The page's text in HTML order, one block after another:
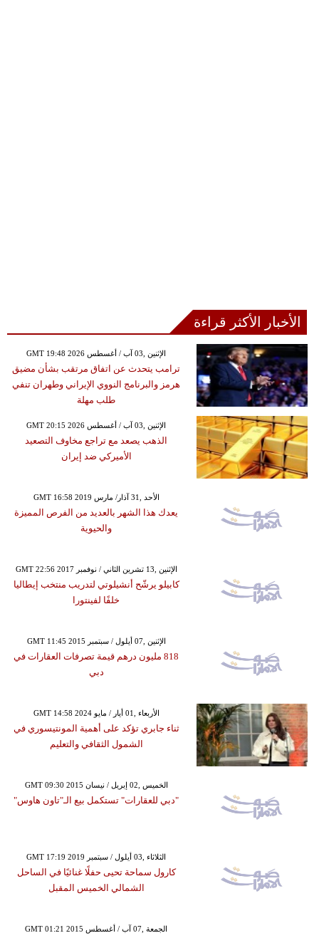
الأخبار الأكثر قراءة
GMT 19:48 2026 الإثنين ,03 آب / أغسطس
ترامب يتحدث عن اتفاق مرتقب بشأن مضيق
هرمز والبرنامج النووي الإيراني وطهران تنفي
طلب مهلة
GMT 20:15 2026 الإثنين ,03 آب / أغسطس
الذهب يصعد مع تراجع مخاوف التصعيد
الأميركي ضد إيران
GMT 16:58 2019 الأحد ,31 آذار/ مارس
يعدك هذا الشهر بالعديد من الفرص المميزة
والحيوية
GMT 22:56 2017 الإثنين ,13 تشرين الثاني / نوفمبر
كابيلو يرشّح أنشيلوتي لتدريب منتخب إيطاليا
خلفًا لفينتورا
GMT 11:45 2015 الإثنين ,07 أيلول / سبتمبر
818 مليون درهم قيمة تصرفات العقارات في
دبي
GMT 14:58 2024 الأربعاء ,01 أيار / مايو
ثناء جابري تؤكد على أهمية المونتيسوري في
الشمول الثقافي والتعليم
GMT 09:30 2015 الخميس ,02 إبريل / نيسان
"دبي للعقارات" تستكمل بيع الـ"تاون هاوس"
GMT 17:19 2019 الثلاثاء ,03 أيلول / سبتمبر
كارول سماحة تحيى حفلًا غنائيًا في الساحل
الشمالي الخميس المقبل
GMT 01:21 2015 الجمعة ,07 آب / أغسطس